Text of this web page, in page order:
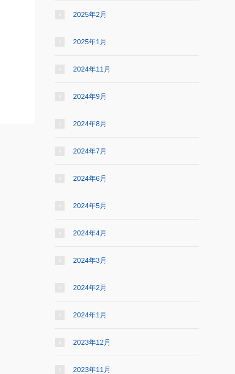
2025年2月
2025年1月
2024年11月
2024年9月
2024年8月
2024年7月
2024年6月
2024年5月
2024年4月
2024年3月
2024年2月
2024年1月
2023年12月
2023年11月